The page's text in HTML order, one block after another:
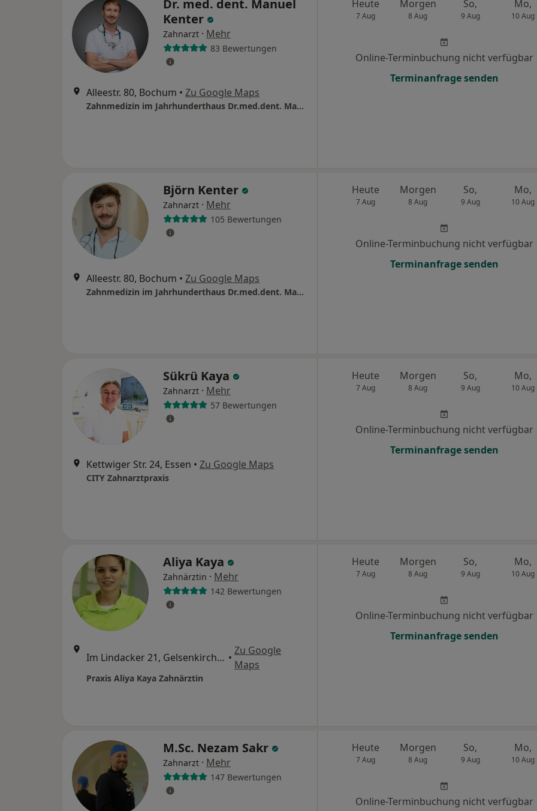
Dr. med. dent. Manuel
Kenter
Zahnarzt · Mehr
83 Bewertungen
Alleestr. 80, Bochum • Zu Google Maps
Zahnmedizin im Jahrhunderthaus Dr.med.dent. Manuel Kenter und Björn Kenter
Heute
7 Aug
Morgen
8 Aug
So,
9 Aug
Mo,
10 Aug
Online-Terminbuchung nicht verfügbar
Terminanfrage senden
Björn Kenter
Zahnarzt · Mehr
105 Bewertungen
Alleestr. 80, Bochum • Zu Google Maps
Zahnmedizin im Jahrhunderthaus Dr.med.dent. Manuel Kenter und Björn Kenter
Heute
7 Aug
Morgen
8 Aug
So,
9 Aug
Mo,
10 Aug
Online-Terminbuchung nicht verfügbar
Terminanfrage senden
Sükrü Kaya
Zahnarzt · Mehr
57 Bewertungen
Kettwiger Str. 24, Essen • Zu Google Maps
CITY Zahnarztpraxis
Heute
7 Aug
Morgen
8 Aug
So,
9 Aug
Mo,
10 Aug
Online-Terminbuchung nicht verfügbar
Terminanfrage senden
Aliya Kaya
Zahnärztin · Mehr
142 Bewertungen
Im Lindacker 21, Gelsenkirchen •
Zu Google
Maps
Praxis Aliya Kaya Zahnärztin
Heute
7 Aug
Morgen
8 Aug
So,
9 Aug
Mo,
10 Aug
Online-Terminbuchung nicht verfügbar
Terminanfrage senden
M.Sc. Nezam Sakr
Zahnarzt · Mehr
147 Bewertungen
Heute
7 Aug
Morgen
8 Aug
So,
9 Aug
Mo,
10 Aug
Online-Terminbuchung nicht verfügbar